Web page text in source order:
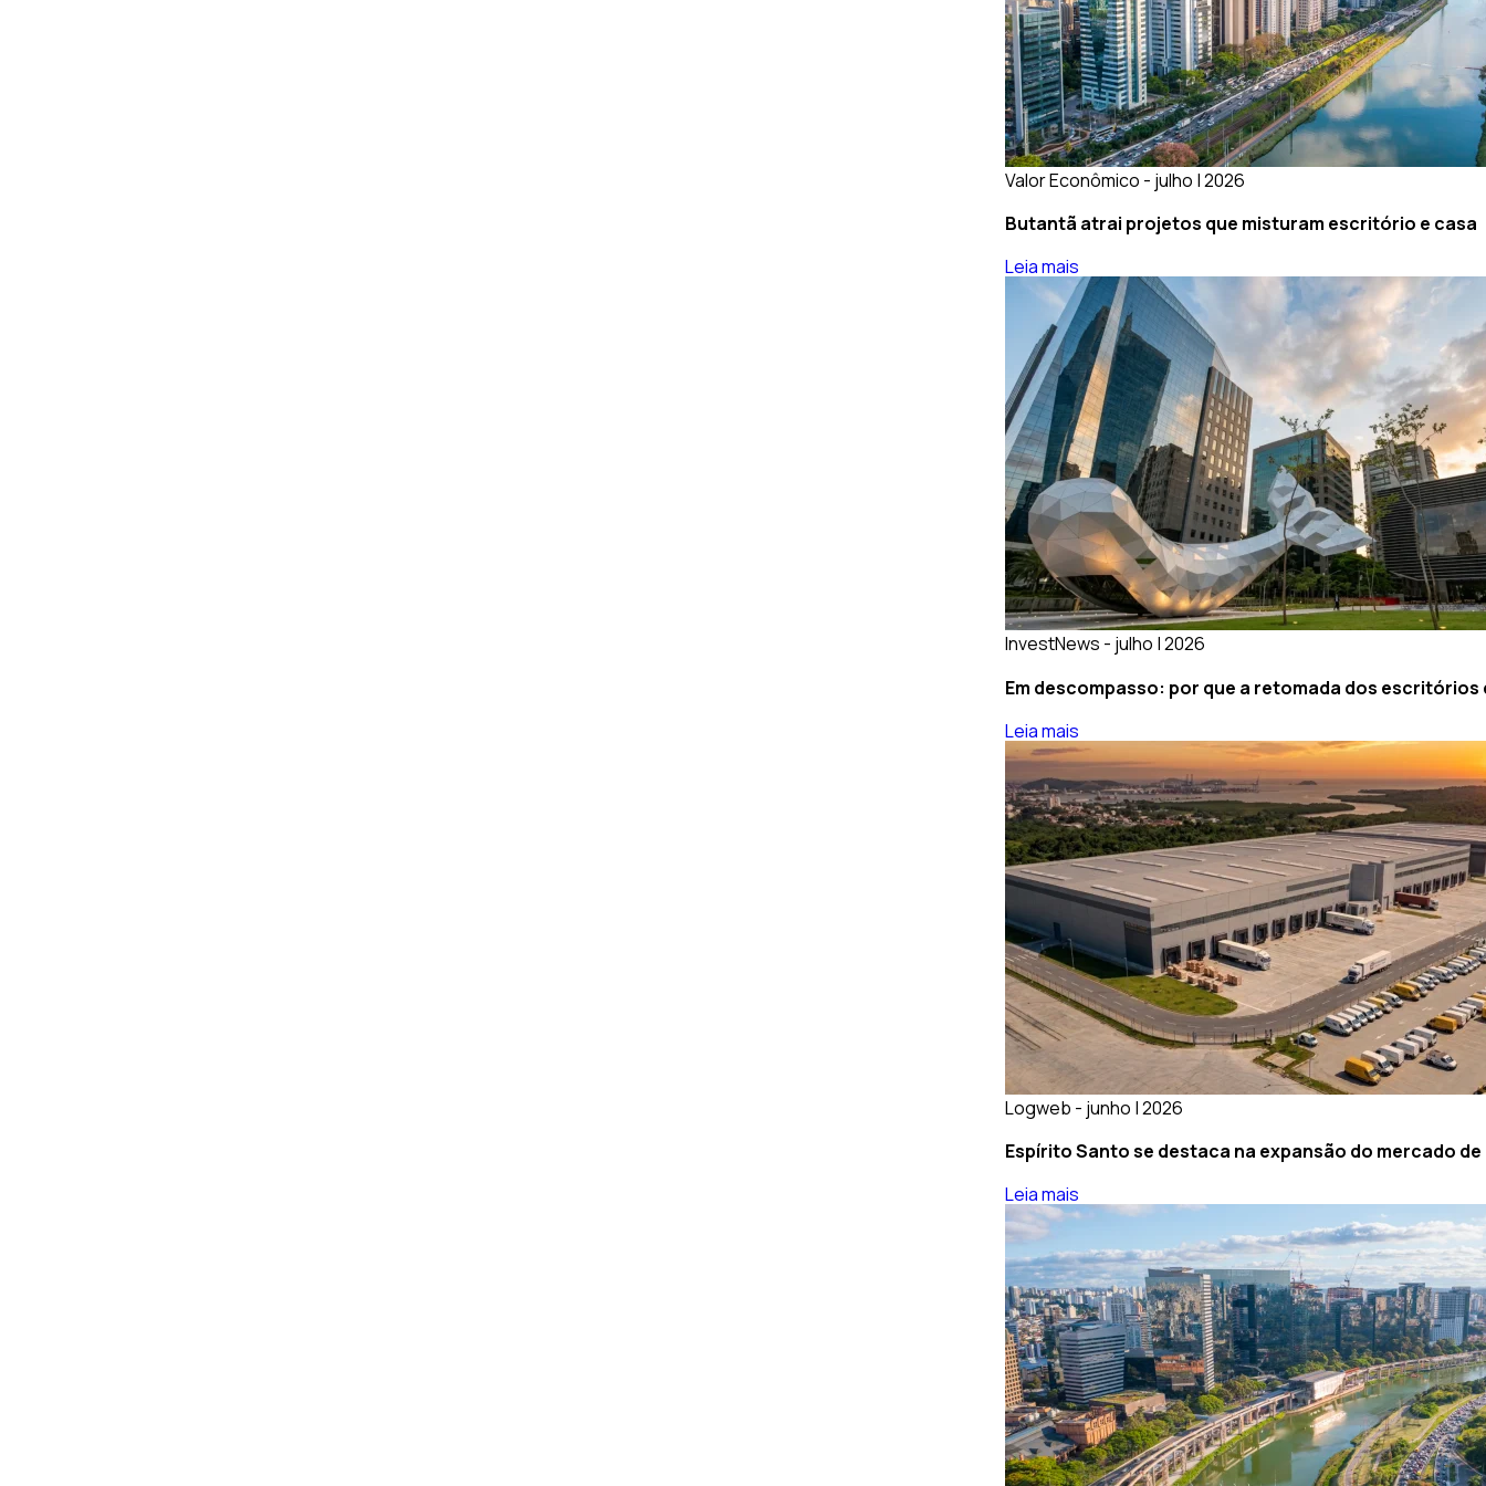
Valor Econômico - julho | 2026
Butantã atrai projetos que misturam escritório e casa
Leia mais
InvestNews - julho | 2026
Em descompasso: por que a retomada dos escritórios
Leia mais
Logweb - junho | 2026
Espírito Santo se destaca na expansão do mercado
Leia mais